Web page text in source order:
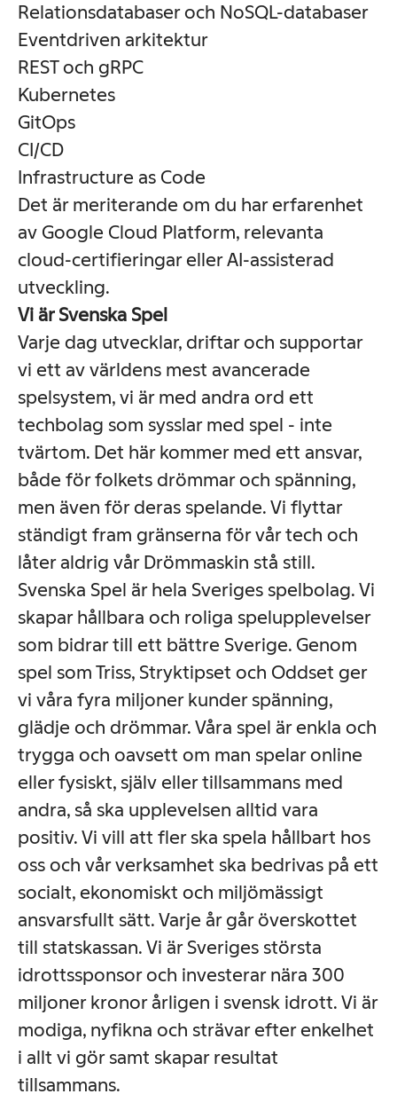
Relationsdatabaser och NoSQL-databaser
Eventdriven arkitektur
REST och gRPC
Kubernetes
GitOps
CI/CD
Infrastructure as Code
Det är meriterande om du har erfarenhet
av Google Cloud Platform, relevanta
cloud-certifieringar eller AI-assisterad
utveckling.
Vi är Svenska Spel
Varje dag utvecklar, driftar och supportar
vi ett av världens mest avancerade
spelsystem, vi är med andra ord ett
techbolag som sysslar med spel - inte
tvärtom. Det här kommer med ett ansvar,
både för folkets drömmar och spänning,
men även för deras spelande. Vi flyttar
ständigt fram gränserna för vår tech och
låter aldrig vår Drömmaskin stå still.
Svenska Spel är hela Sveriges spelbolag. Vi
skapar hållbara och roliga spelupplevelser
som bidrar till ett bättre Sverige. Genom
spel som Triss, Stryktipset och Oddset ger
vi våra fyra miljoner kunder spänning,
glädje och drömmar. Våra spel är enkla och
trygga och oavsett om man spelar online
eller fysiskt, själv eller tillsammans med
andra, så ska upplevelsen alltid vara
positiv. Vi vill att fler ska spela hållbart hos
oss och vår verksamhet ska bedrivas på ett
socialt, ekonomiskt och miljömässigt
ansvarsfullt sätt. Varje år går överskottet
till statskassan. Vi är Sveriges största
idrottssponsor och investerar nära 300
miljoner kronor årligen i svensk idrott. Vi är
modiga, nyfikna och strävar efter enkelhet
i allt vi gör samt skapar resultat
tillsammans.